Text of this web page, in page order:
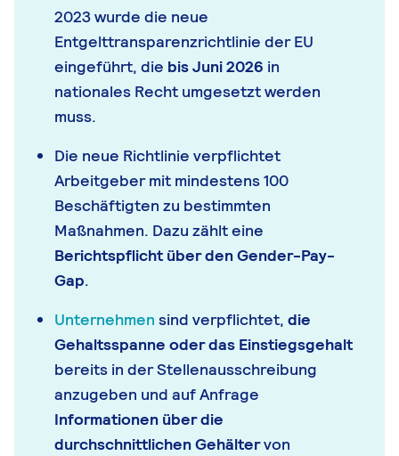
2023 wurde die neue
Entgelttransparenzrichtlinie der EU
eingeführt, die bis Juni 2026 in
nationales Recht umgesetzt werden
muss.
Die neue Richtlinie verpflichtet
Arbeitgeber mit mindestens 100
Beschäftigten zu bestimmten
Maßnahmen. Dazu zählt eine
Berichtspflicht über den Gender-Pay-
Gap.
Unternehmen sind verpflichtet, die
Gehaltsspanne oder das Einstiegsgehalt
bereits in der Stellenausschreibung
anzugeben und auf Anfrage
Informationen über die
durchschnittlichen Gehältervon